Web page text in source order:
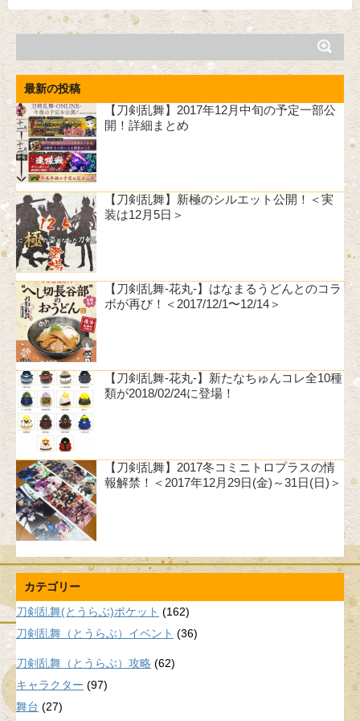
最新の投稿
【刀剣乱舞】2017年12月中旬の予定一部公
開！詳細まとめ
【刀剣乱舞】新極のシルエット公開！＜実
装は12月5日＞
【刀剣乱舞-花丸-】はなまるうどんとのコラ
ボが再び！＜2017/12/1〜12/14＞
【刀剣乱舞-花丸-】新たなちゅんコレ全10種
類が2018/02/24に登場！
【刀剣乱舞】2017冬コミニトロプラスの情
報解禁！＜2017年12月29日(金)～31日(日)＞
カテゴリー
刀剣乱舞(とうらぶ)ポケット (162)
刀剣乱舞（とうらぶ）イベント (36)
刀剣乱舞（とうらぶ）攻略 (62)
キャラクター (97)
舞台 (27)